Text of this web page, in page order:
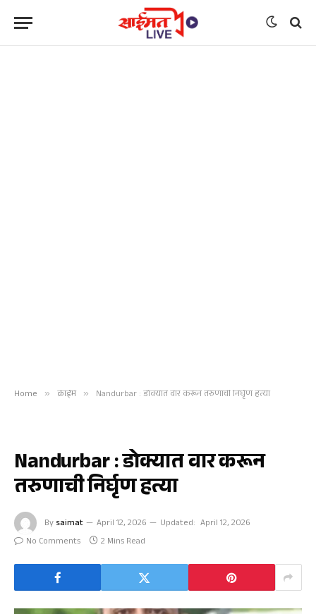
Home » क्राईम » Nandurbar : डोक्यात वार करून तरुणाची निर्घृण हत्या
Nandurbar : डोक्यात वार करून
तरुणाची निर्घृण हत्या
By saimat April 12, 2026 Updated: April 12, 2026
No Comments
2 Mins Read